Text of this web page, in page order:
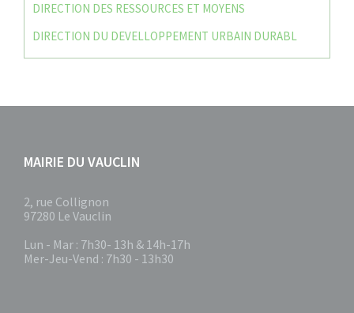
DIRECTION DES RESSOURCES ET MOYENS
DIRECTION DU DEVELLOPPEMENT URBAIN DURABL
MAIRIE DU VAUCLIN
2, rue Collignon
97280 Le Vauclin
Lun - Mar : 7h30- 13h & 14h-17h
Mer-Jeu-Vend : 7h30 - 13h30